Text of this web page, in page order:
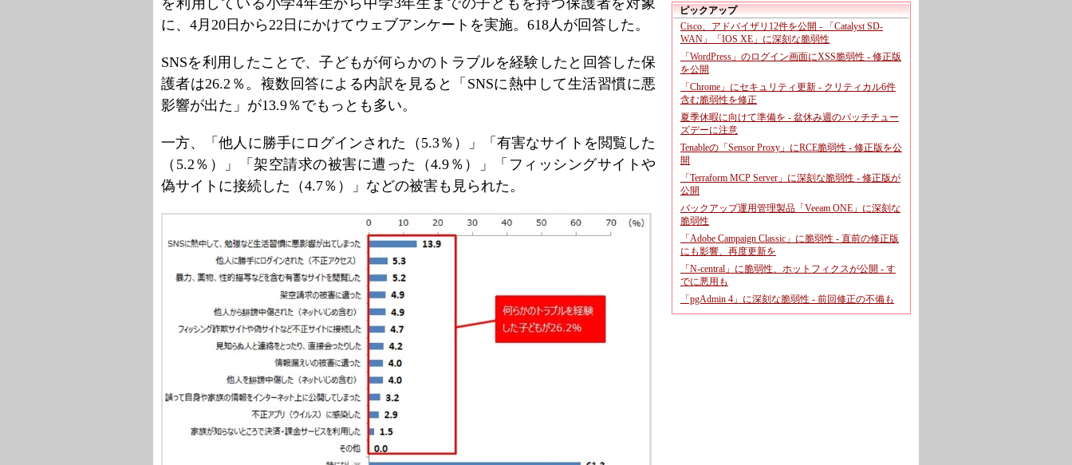
を利用している小学4年生から中学3年生までの子どもを持つ保護者を対象
に、4月20日から22日にかけてウェブアンケートを実施。618人が回答した。
SNSを利用したことで、子どもが何らかのトラブルを経験したと回答した保
護者は26.2％。複数回答による内訳を見ると「SNSに熱中して生活習慣に悪
影響が出た」が13.9％でもっとも多い。
一方、「他人に勝手にログインされた（5.3％）」「有害なサイトを閲覧した
（5.2％）」「架空請求の被害に遭った（4.9％）」「フィッシングサイトや
偽サイトに接続した（4.7％）」などの被害も見られた。
ピックアップ
Cisco、アドバイザリ12件を公開 - 「Catalyst SD-
WAN」「IOS XE」に深刻な脆弱性
「WordPress」のログイン画面にXSS脆弱性 - 修正版
を公開
「Chrome」にセキュリティ更新 - クリティカル6件
含む脆弱性を修正
夏季休暇に向けて準備を - 盆休み週のパッチチュー
ズデーに注意
Tenableの「Sensor Proxy」にRCE脆弱性 - 修正版を公
開
「Terraform MCP Server」に深刻な脆弱性 - 修正版が
公開
バックアップ運用管理製品「Veeam ONE」に深刻な
脆弱性
「Adobe Campaign Classic」に脆弱性 - 直前の修正版
にも影響、再度更新を
「N-central」に脆弱性、ホットフィクスが公開 - す
でに悪用も
「pgAdmin 4」に深刻な脆弱性 - 前回修正の不備も